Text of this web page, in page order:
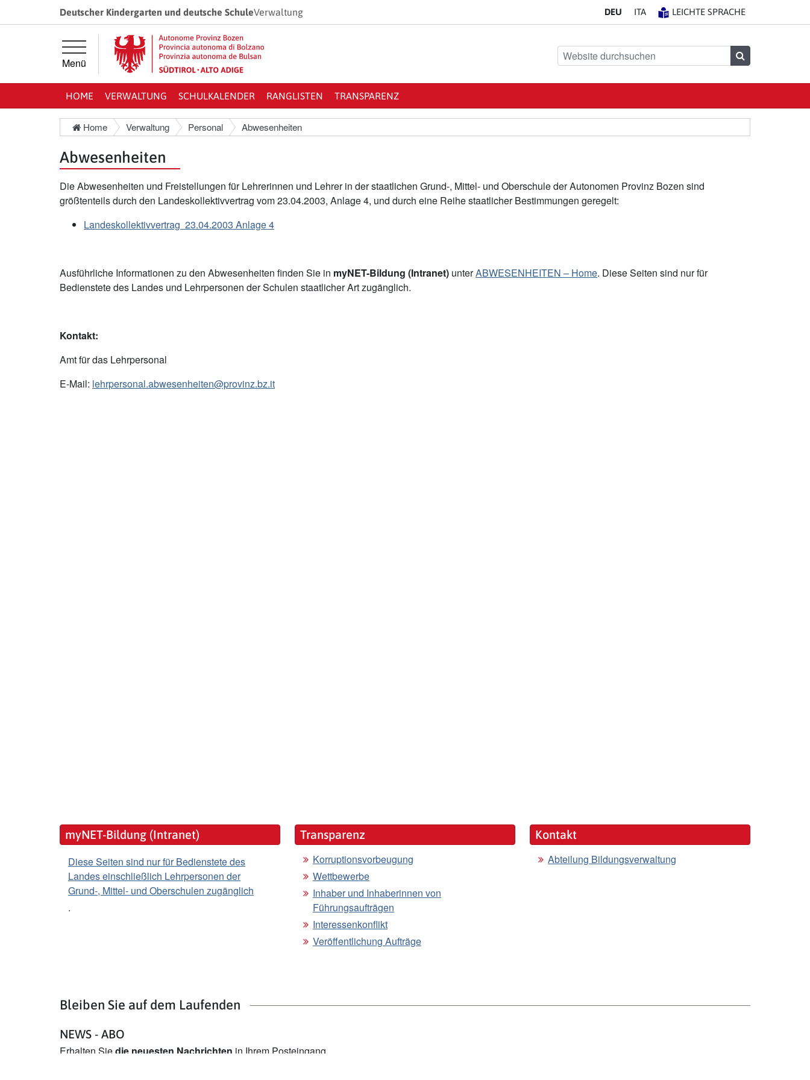
Springe direkt zur Hauptnavigation
Springe direkt zum InhaltDeutscher Kindergarten und deutsche SchuleVerwaltung DEU ITA LEICHTE SPRACHE
Menü
Website durchsuchen
HOME VERWALTUNG SCHULKALENDER RANGLISTEN TRANSPARENZ
Home Verwaltung Personal Abwesenheiten
Abwesenheiten
Die Abwesenheiten und Freistellungen für Lehrerinnen und Lehrer in der staatlichen Grund-, Mittel- und Oberschule der Autonomen Provinz Bozen sind
größtenteils durch den Landeskollektivvertrag vom 23.04.2003, Anlage 4, und durch eine Reihe staatlicher Bestimmungen geregelt:
Landeskollektivvertrag 23.04.2003 Anlage 4
Ausführliche Informationen zu den Abwesenheiten finden Sie in myNET-Bildung (Intranet) unterABWESENHEITEN – Home. Diese Seiten sind nur für
Bedienstete des Landes und Lehrpersonen der Schulen staatlicher Art zugänglich.
Kontakt:
Amt für das Lehrpersonal
E-Mail: lehrpersonal.abwesenheiten@provinz.bz.it
myNET-Bildung (Intranet)
Diese Seiten sind nur für Bedienstete des
Landes einschließlich Lehrpersonen der
Grund-, Mittel- und Oberschulen zugänglich
.
Transparenz
Korruptionsvorbeugung
Wettbewerbe
Inhaber und Inhaberinnen von
Führungsaufträgen
Interessenkonflikt
Veröffentlichung Aufträge
Kontakt
Abteilung Bildungsverwaltung
Bleiben Sie auf dem Laufenden
NEWS - ABO
Erhalten Siedie neuesten Nachrichten in Ihrem Posteingang